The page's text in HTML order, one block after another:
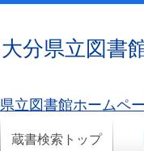
大分県立図書
県立図書館ホームペ
蔵書検索トップ